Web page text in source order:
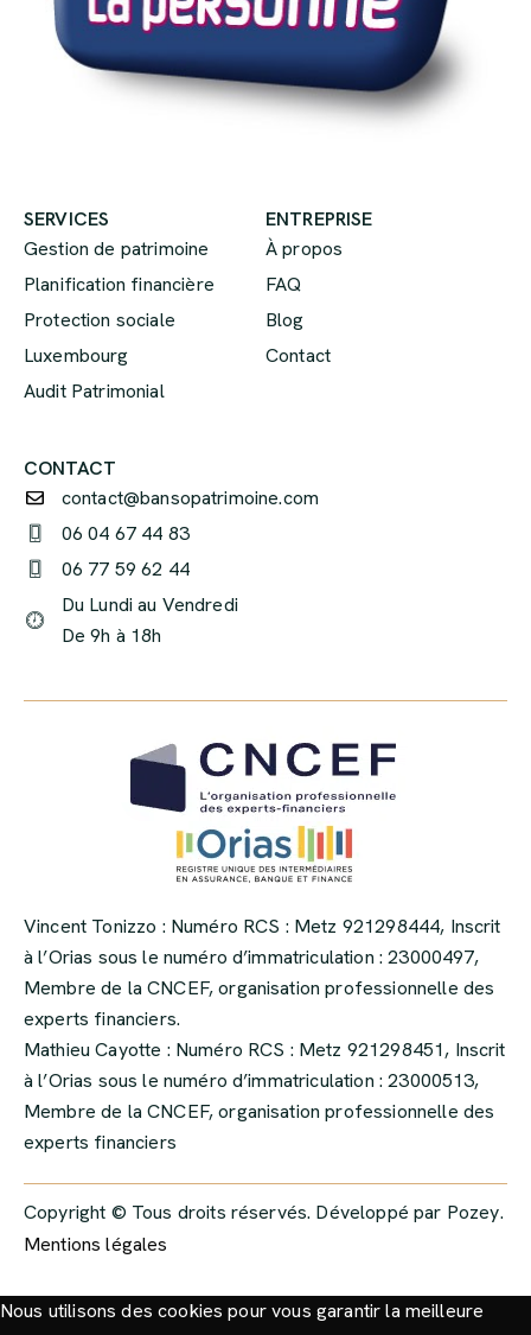
SERVICES
Gestion de patrimoine
Planification financière
Protection sociale
Luxembourg
Audit Patrimonial
ENTREPRISE
À propos
FAQ
Blog
Contact
CONTACT
contact@bansopatrimoine.com
06 04 67 44 83
06 77 59 62 44
Du Lundi au Vendredi
De 9h à 18h
Vincent Tonizzo : Numéro RCS : Metz 921298444, Inscrit
à l’Orias sous le numéro d’immatriculation : 23000497,
Membre de la CNCEF, organisation professionnelle des
experts financiers.
Mathieu Cayotte : Numéro RCS : Metz 921298451, Inscrit
à l’Orias sous le numéro d’immatriculation : 23000513,
Membre de la CNCEF, organisation professionnelle des
experts financiers
Copyright © Tous droits réservés. Développé par Pozey.
Mentions légales
Nous utilisons des cookies pour vous garantir la meilleure